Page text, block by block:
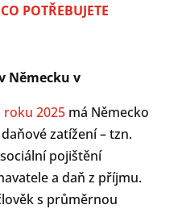
POTŘEBUJETE
Německu v
roku 2025má Německo
zatížení – tzn.
pojištění
a daň z příjmu.
s průměrnou